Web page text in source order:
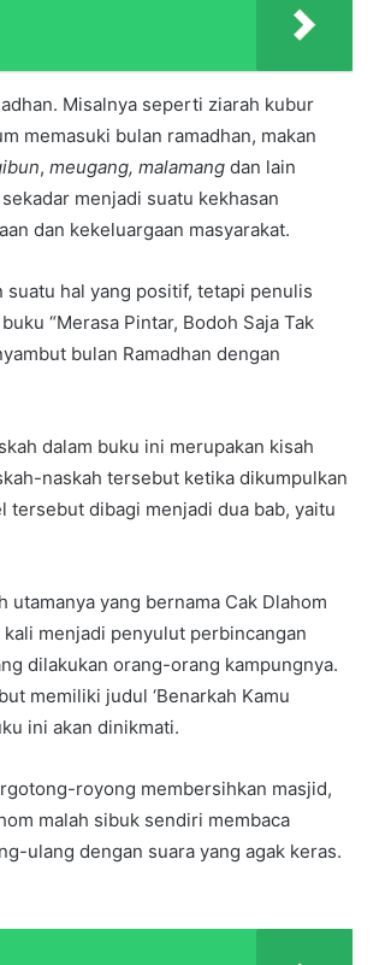
Misalnya seperti ziarah kubur
memasuki bulan ramadhan, makan
, meugang, malamang dan lain
menjadi suatu kekhasan
dan kekeluargaan masyarakat.
suatu hal yang positif, tetapi penulis
“Merasa Pintar, Bodoh Saja Tak
bulan Ramadhan dengan
dalam buku ini merupakan kisah
naskah tersebut ketika dikumpulkan
dibagi menjadi dua bab, yaitu
yang bernama Cak Dlahom
menjadi penyulut perbincangan
dilakukan orang-orang kampungnya.
memiliki judul ‘Benarkah Kamu
ini akan dinikmati.
royong membersihkan masjid,
malah sibuk sendiri membaca
ulang dengan suara yang agak keras.